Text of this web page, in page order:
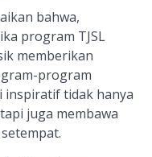
bahwa,
program TJSL
memberikan
program
inspiratif tidak hanya
juga membawa